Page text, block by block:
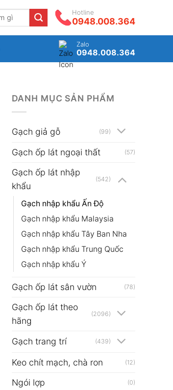
Hotline
0948.008.364
Zalo
0948.008.364
DANH MỤC SẢN PHẨM
Gạch giả gỗ (99)
Gạch ốp lát ngoại thất (57)
Gạch ốp lát nhập
khẩu
(542)
Gạch nhập khẩu Ấn Độ
Gạch nhập khẩu Malaysia
Gạch nhập khẩu Tây Ban Nha
Gạch nhập khẩu Trung Quốc
Gạch nhập khẩu Ý
Gạch ốp lát sân vườn (78)
Gạch ốp lát theo
hãng
(2096)
Gạch trang trí (439)
Keo chít mạch, chà ron (12)
Ngói lợp (0)